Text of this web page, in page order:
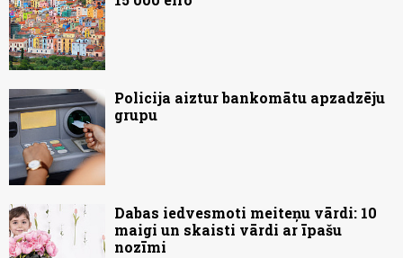
Policija aiztur bankomātu apzadzēju
grupu
Dabas iedvesmoti meiteņu vārdi: 10
maigi un skaisti vārdi ar īpašu
nozīmi